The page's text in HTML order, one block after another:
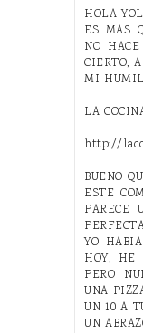
HOLA
ES MAS
NO
CIERTO,
MI
LA
http://
BUENO
ESTE
PARECE
YO
HOY, HE
PERO
UNA
UN 10 A
UN